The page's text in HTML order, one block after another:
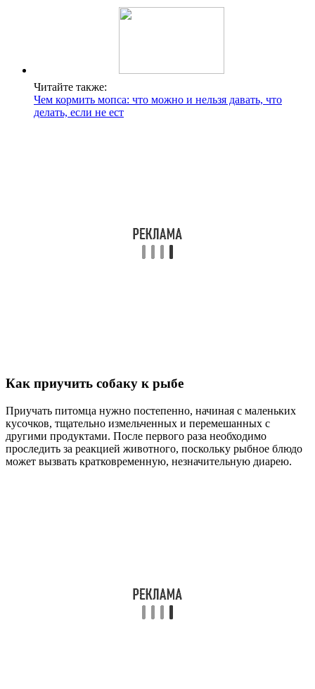
Читайте также:
Чем кормить мопса: что можно и нельзя давать, что
делать, если не ест
Как приучить собаку к рыбе
Приучать питомца нужно постепенно, начиная с маленьких
кусочков, тщательно измельченных и перемешанных с
другими продуктами. После первого раза необходимо
проследить за реакцией животного, поскольку рыбное блюдо
может вызвать кратковременную, незначительную диарею.